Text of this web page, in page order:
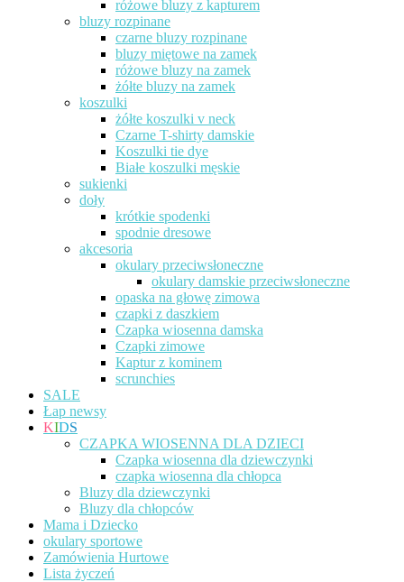
różowe bluzy z kapturem
bluzy rozpinane
czarne bluzy rozpinane
bluzy miętowe na zamek
różowe bluzy na zamek
żółte bluzy na zamek
koszulki
żółte koszulki v neck
Czarne T-shirty damskie
Koszulki tie dye
Białe koszulki męskie
sukienki
doły
krótkie spodenki
spodnie dresowe
akcesoria
okulary przeciwsłoneczne
okulary damskie przeciwsłoneczne
opaska na głowę zimowa
czapki z daszkiem
Czapka wiosenna damska
Czapki zimowe
Kaptur z kominem
scrunchies
SALE
Łap newsy
KIDS
CZAPKA WIOSENNA DLA DZIECI
Czapka wiosenna dla dziewczynki
czapka wiosenna dla chłopca
Bluzy dla dziewczynki
Bluzy dla chłopców
Mama i Dziecko
okulary sportowe
Zamówienia Hurtowe
Lista życzeń